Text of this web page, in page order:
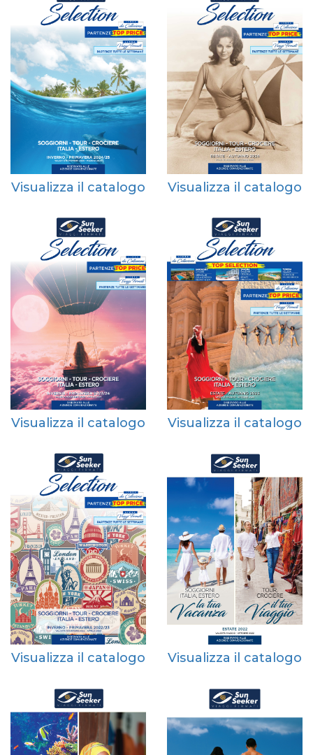
Visualizza il catalogo Visualizza il catalogo
Visualizza il catalogo Visualizza il catalogo
Visualizza il catalogo Visualizza il catalogo